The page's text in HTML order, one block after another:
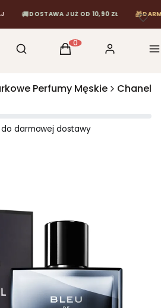
DOSTAWA JUŻ OD 10,90 ZŁ
Otwórz wyszukiwarkę
Szukaj Produkty w koszyku:
Koszyk Zaloguj się
Perfumy Męskie Chanel
darmowej dostawy